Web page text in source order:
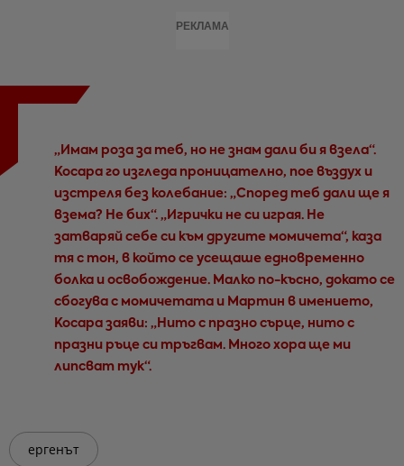
РЕКЛАМА
„Имам роза за теб, но не знам дали би я взела“.
Косара го изгледа проницателно, пое въздух и
изстреля без колебание: „Според теб дали ще я
взема? Не бих“. „Игрички не си играя. Не
затваряй себе си към другите момичета“, каза
тя с тон, в който се усещаше едновременно
болка и освобождение. Малко по-късно, докато се
сбогува с момичетата и Мартин в имението,
Косара заяви: „Нито с празно сърце, нито с
празни ръце си тръгвам. Много хора ще ми
липсват тук“.
ергенът